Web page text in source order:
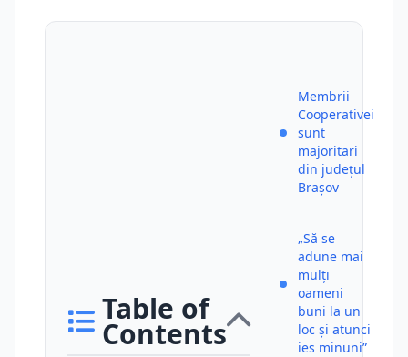
Table of
Contents
Membrii
Cooperativei
sunt
majoritari
din județul
Brașov
„Să se
adune mai
mulți
oameni
buni la un
loc și atunci
ies minuni”